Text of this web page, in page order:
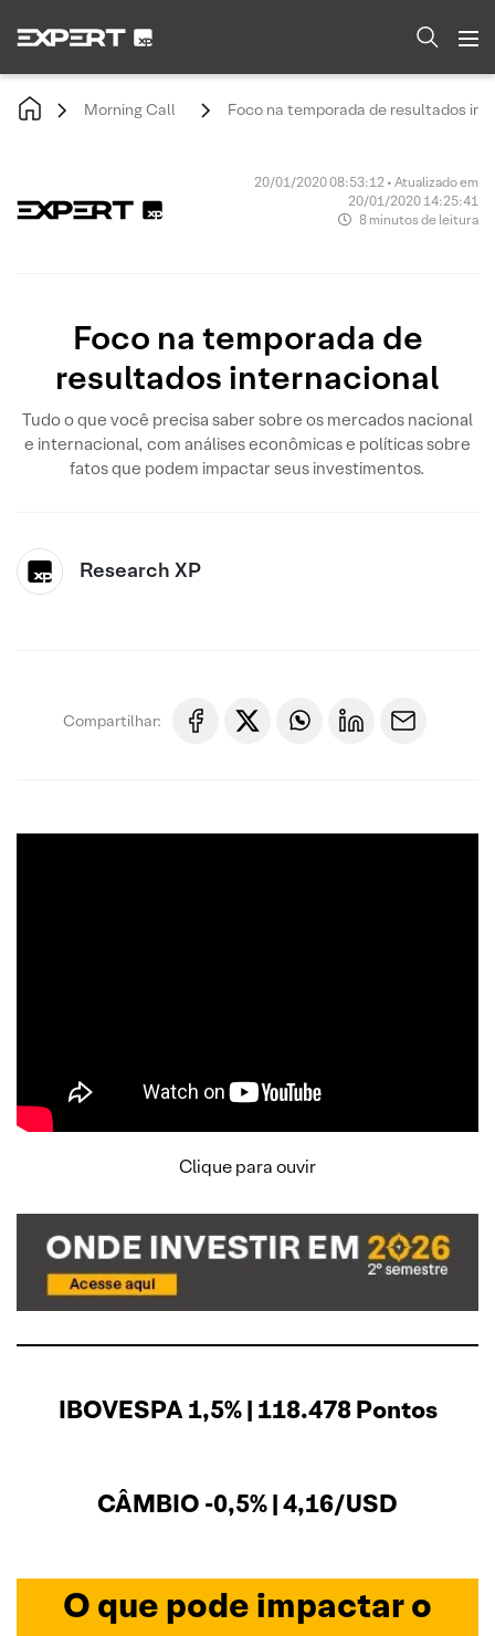
Morning Call Foco na temporada de resultados
20/01/2020 08:53:12 • Atualizado em
20/01/2020 14:25:41
8 minutos de leitura
Foco na temporada de
resultados internacional
Tudo o que você precisa saber sobre os mercados nacional
e internacional, com análises econômicas e políticas sobre
fatos que podem impactar seus investimentos.
Research XP
Compartilhar:
Clique para ouvir
IBOVESPA 1,5% | 118.478 Pontos
CÂMBIO -0,5% | 4,16/USD
O que pode impactar o